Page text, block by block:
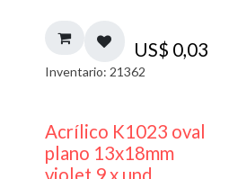
US$ 0,03
Inventario: 21362
Acrílico K1023 oval
plano 13x18mm
violet 9 x und